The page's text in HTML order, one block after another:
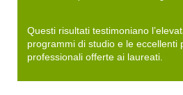
Questi risultati testimoniano
programmi di studio e le eccellenti
professionali offerte ai laureati.